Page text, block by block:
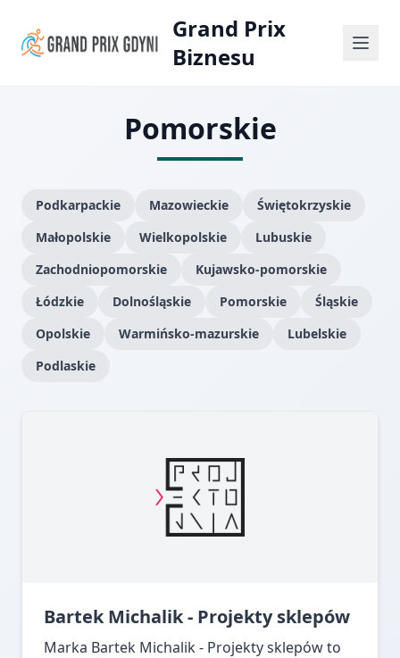
Grand Prix
Biznesu
Pomorskie
Podkarpackie Mazowieckie
Świętokrzyskie
Małopolskie
Wielkopolskie
Lubuskie
Zachodniopomorskie
Kujawsko-pomorskie
Łódzkie
Dolnośląskie Pomorskie
Śląskie
Opolskie
Warmińsko-mazurskie
Lubelskie
Podlaskie
Bartek Michalik - Projekty sklepów
Marka Bartek Michalik - Projekty sklepów to